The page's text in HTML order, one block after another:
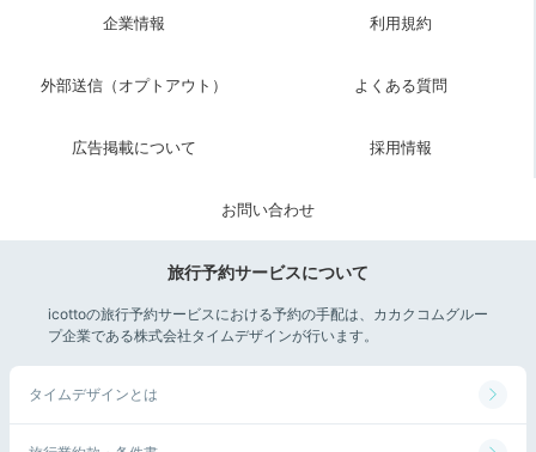
幻想的な絶景に釘づけ
内湯①
早起きして、大浴場のガラス張りの内湯で天然温泉につ
かりながら朝日を堪能。1日の始まりに絶景を見る、贅
沢かつ優雅な朝を過ごしましょう。非日常な体験がで
企業情報 利用規約
外部送信（オプトアウト） よくある質問
広告掲載について 採用情報
お問い合わせ
旅行予約サービスについて
icottoの旅行予約サービスにおける予約の手配は、カカクコムグルー
プ企業である株式会社タイムデザインが行います。
タイムデザインとは